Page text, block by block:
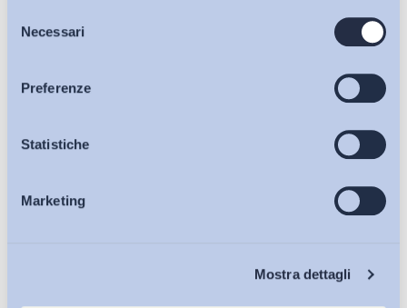
Bollettini ADAPT
Articoli
Osservatori
Eventi
delNecessari
Preferenze
Statistiche
Marketing
Mostra dettagli
Ho letto e Accetto il trattamento dei dati personali descritti